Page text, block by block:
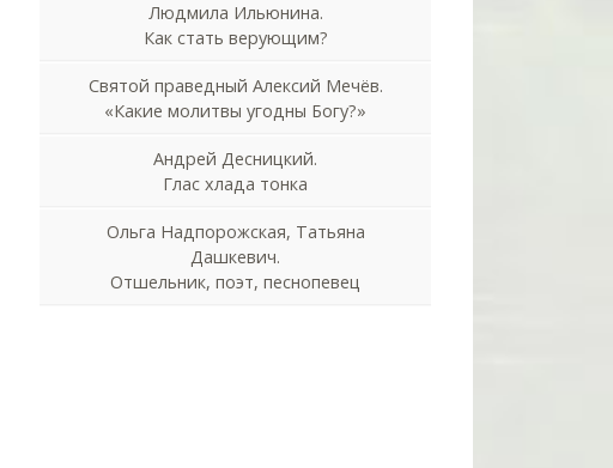
Людмила Ильюнина.
Как стать верующим?
Святой праведный Алексий Мечёв.
«Какие молитвы угодны Богу?»
Андрей Десницкий.
Глас хлада тонка
Ольга Надпорожская, Татьяна
Дашкевич.
Отшельник, поэт, песнопевец